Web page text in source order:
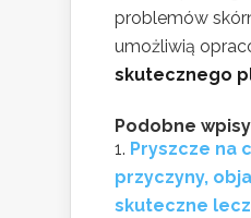
problemów
umożliwią
skutecznego
Podobne
Pryszcze na
przyczyny,
skuteczne